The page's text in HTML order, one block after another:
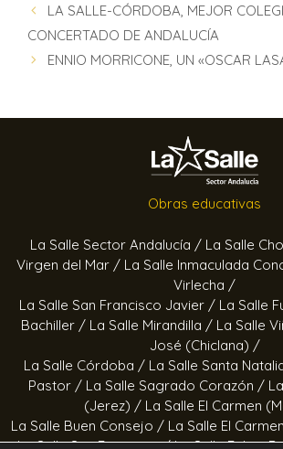
LA SALLE-CÓRDOBA, MEJOR
CONCERTADO DE ANDALUCÍA
ENNIO MORRICONE, UN «OSCAR
Obras educativas
La Salle Sector Andalucía / La Salle
Virgen del Mar / La Salle Inmaculada
Virlecha /
La Salle San Francisco Javier / La Salle
Bachiller / La Salle Mirandilla / La Salle
José (Chiclana) /
La Salle Córdoba / La Salle Santa
Pastor / La Salle Sagrado Corazón /
(Jerez) / La Salle El Carmen
La Salle Buen Consejo / La Salle El